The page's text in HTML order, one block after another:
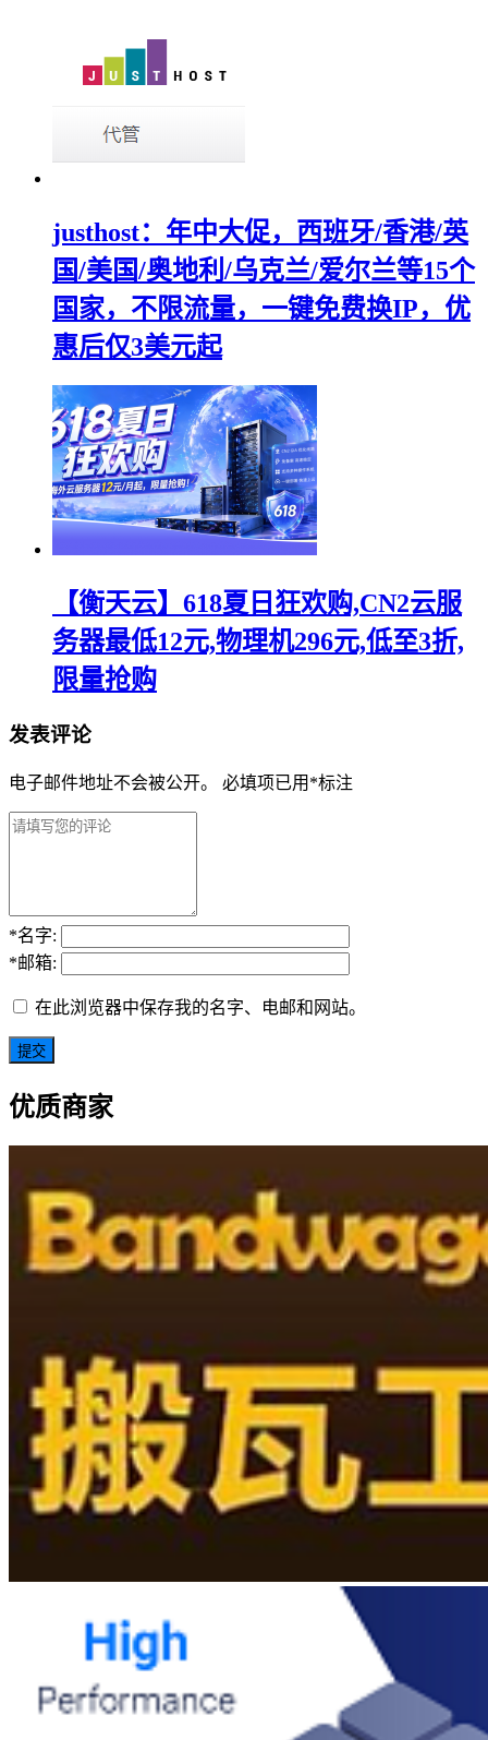
justhost：年中大促，西班牙/香港/英
国/美国/奥地利/乌克兰/爱尔兰等15个
国家，不限流量，一键免费换IP，优
惠后仅3美元起
【衡天云】618夏日狂欢购,CN2云服
务器最低12元,物理机296元,低至3折,
限量抢购
发表评论
电子邮件地址不会被公开。 必填项已用 *标注
*名字:
*邮箱:
在此浏览器中保存我的名字、电邮和网站。
优质商家